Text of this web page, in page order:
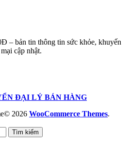
– bản tin thông tin sức khỏe, khuyến
mại cập nhật.
ĐẠI LÝ BÁN HÀNG
2026 WooCommerce Themes.
Tìm kiếm